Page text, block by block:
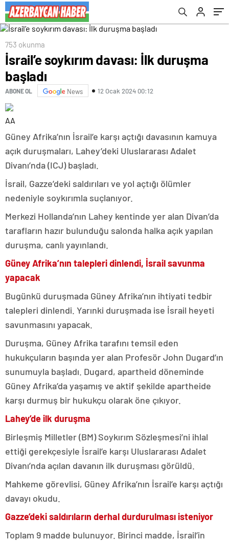
753 okunma
İsrail’e soykırım davası: İlk duruşma
başladı
ABONE OL News 12 Ocak 2024 00:12
AA
Güney Afrika’nın İsrail’e karşı açtığı davasının kamuya
açık duruşmaları, Lahey’deki Uluslararası Adalet
Divanı’nda (ICJ) başladı.
İsrail, Gazze’deki saldırıları ve yol açtığı ölümler
nedeniyle soykırımla suçlanıyor.
Merkezi Hollanda’nın Lahey kentinde yer alan Divan’da
tarafların hazır bulunduğu salonda halka açık yapılan
duruşma, canlı yayınlandı.
Güney Afrika’nın talepleri dinlendi, İsrail savunma
yapacak
Bugünkü duruşmada Güney Afrika’nın ihtiyati tedbir
talepleri dinlendi. Yarınki duruşmada ise İsrail heyeti
savunmasını yapacak.
Duruşma, Güney Afrika tarafını temsil eden
hukukçuların başında yer alan Profesör John Dugard’ın
sunumuyla başladı. Dugard, apartheid döneminde
Güney Afrika’da yaşamış ve aktif şekilde apartheide
karşı durmuş bir hukukçu olarak öne çıkıyor.
Lahey’de ilk duruşma
Birleşmiş Milletler (BM) Soykırım Sözleşmesi’ni ihlal
ettiği gerekçesiyle İsrail’e karşı Uluslararası Adalet
Divanı’nda açılan davanın ilk duruşması görüldü.
Mahkeme görevlisi, Güney Afrika’nın İsrail’e karşı açtığı
davayı okudu.
Gazze’deki saldırıların derhal durdurulması isteniyor
Toplam 9 madde bulunuyor. Birinci madde, İsrail’in